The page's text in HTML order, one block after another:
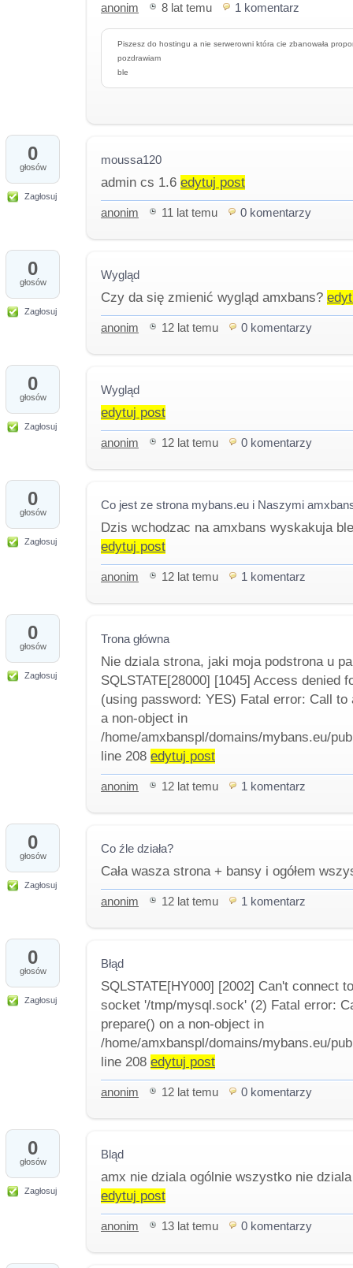
anonim 8 lat temu 1 komentarz
Piszesz do hostingu a nie serwerowni która cie zbanowała
pozdrawiam
ble
0
głosów
Zagłosuj
moussa120
admin cs 1.6 edytuj post
anonim 11 lat temu 0 komentarzy
0
głosów
Zagłosuj
Wygląd
Czy da się zmienić wygląd amxbans?
anonim 12 lat temu 0 komentarzy
0
głosów
Zagłosuj
Wygląd
edytuj post
anonim 12 lat temu 0 komentarzy
0
głosów
Zagłosuj
Co jest ze strona mybans.eu i Naszymi
Dzis wchodzac na amxbans wyskakuja
edytuj post
anonim 12 lat temu 1 komentarz
0
głosów
Zagłosuj
Trona główna
Nie dziala strona, jaki moja podstrona u
SQLSTATE[28000] [1045] Access denied
(using password: YES) Fatal error: Call
a non-object in
/home/amxbanspl/domains/mybans.eu/
line 208 edytuj post
anonim 12 lat temu 1 komentarz
0
głosów
Zagłosuj
Co źle działa?
Cała wasza strona + bansy i ogółem
anonim 12 lat temu 1 komentarz
0
głosów
Zagłosuj
Błąd
SQLSTATE[HY000] [2002] Can't connect
socket '/tmp/mysql.sock' (2) Fatal error:
prepare() on a non-object in
/home/amxbanspl/domains/mybans.eu/
line 208 edytuj post
anonim 12 lat temu 0 komentarzy
0
głosów
Zagłosuj
Bląd
amx nie dziala ogólnie wszystko nie
edytuj post
anonim 13 lat temu 0 komentarzy